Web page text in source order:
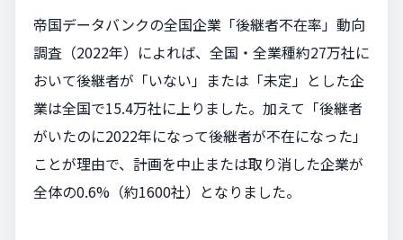
帝国データバンクの全国企業「後継者不在率」動向
調査（2022年）によれば、全国・全業種約27万社に
おいて後継者が「いない」または「未定」とした企
業は全国で15.4万社に上りました。加えて「後継者
がいたのに2022年になって後継者が不在になった」
ことが理由で、計画を中止または取り消した企業が
全体の0.6%（約1600社）となりました。